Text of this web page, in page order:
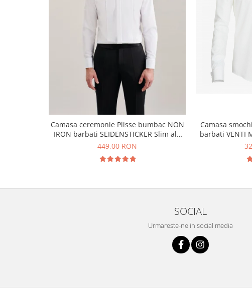
Camasa ceremonie Plisse bumbac NON
IRON barbati SEIDENSTICKER Slim alb
pentru papion
449,00 RON
Camasa
barbati VENTI
SOCIAL
Urmareste-ne in social media